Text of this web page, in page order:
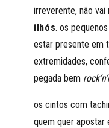
irreverente, não
ilhós. os
estar presente em
extremidades,
pegada bem
os cintos com
quem quer apostar